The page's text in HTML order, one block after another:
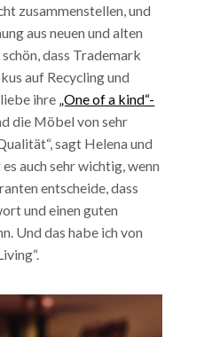
zusammenstellen, und
aus neuen und alten
dass Trademark
auf Recycling und
ihre „One of a kind“-
die Möbel von sehr
sagt Helena und
auch sehr wichtig, wenn
entscheide, dass
und einen guten
Und das habe ich von